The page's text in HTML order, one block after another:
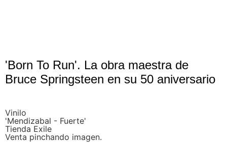
'Born To Run'. La obra maestra de
Bruce Springsteen en su 50 aniversario
Vinilo
'Mendizabal - Fuerte'
Tienda Exile
Venta pinchando imagen.